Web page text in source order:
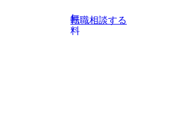
います。 生成AIなどの最新技術とシステ
の業務革新と効率化の実現に貢献します
無
料
転職相談する